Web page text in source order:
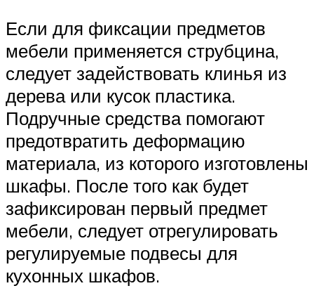
Если для фиксации предметов
мебели применяется струбцина,
следует задействовать клинья из
дерева или кусок пластика.
Подручные средства помогают
предотвратить деформацию
материала, из которого изготовлены
шкафы. После того как будет
зафиксирован первый предмет
мебели, следует отрегулировать
регулируемые подвесы для
кухонных шкафов.